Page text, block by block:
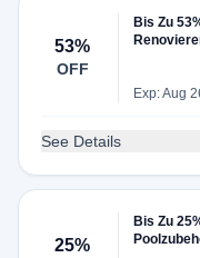
53%
OFF
Bis Zu
Exp: Aug
See Details
25%
Bis Zu